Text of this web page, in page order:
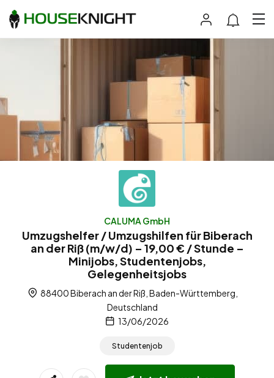
CALUMA GmbH
Umzugshelfer / Umzugshilfen für Biberach
an der Riß (m/w/d) – 19,00 € / Stunde –
Minijobs, Studentenjobs,
Gelegenheitsjobs
88400 Biberach an der Riß, Baden-Württemberg,
Deutschland
13/06/2026
Studentenjob